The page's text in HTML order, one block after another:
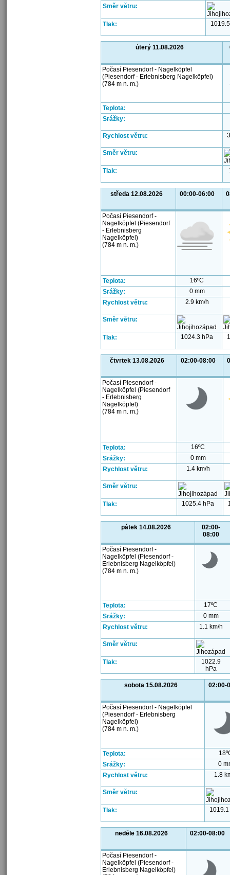
Směr větru:
Tlak:
úterý 11.08.2026
Počasí Piesendorf - Nagelköpfel
(Piesendorf - Erlebnisberg Nagelköpfel)
(784 m n. m.)
Teplota:
Srážky:
Rychlost větru:
Směr větru:
Tlak:
středa 12.08.2026 00:00-06:00
Počasí Piesendorf -
Nagelköpfel (Piesendorf
- Erlebnisberg
Nagelköpfel)
(784 m n. m.)
Teplota:
16ºC
Srážky:
0 mm
Rychlost větru:
2.9 km/h
Směr větru:
Tlak: 1024.3 hPa
čtvrtek 13.08.2026 02:00-08:00
Počasí Piesendorf -
Nagelköpfel (Piesendorf
- Erlebnisberg
Nagelköpfel)
(784 m n. m.)
Teplota:
16ºC
Srážky:
0 mm
Rychlost větru:
1.4 km/h
Směr větru:
Tlak: 1025.4 hPa
pátek 14.08.2026
02:00-
08:00
Počasí Piesendorf -
Nagelköpfel (Piesendorf -
Erlebnisberg Nagelköpfel)
(784 m n. m.)
Teplota:
17ºC
Srážky:
0 mm
Rychlost větru:
1.1 km/h
Směr větru:
Tlak:
1022.9
hPa
sobota 15.08.2026 02:00-
Počasí Piesendorf - Nagelköpfel
(Piesendorf - Erlebnisberg
Nagelköpfel)
(784 m n. m.)
Teplota:
Srážky:
0
Rychlost větru:
1.8
Směr větru:
Tlak:
neděle 16.08.2026 02:00-08:00
Počasí Piesendorf -
Nagelköpfel (Piesendorf -
Erlebnisberg Nagelköpfel)